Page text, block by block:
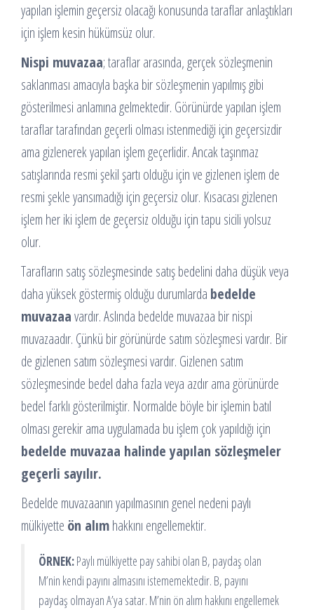
yapılan işlemin geçersiz olacağı konusunda taraflar anlaştıkları
için işlem kesin hükümsüz olur.
Nispi muvazaa; taraflar arasında, gerçek sözleşmenin
saklanması amacıyla başka bir sözleşmenin yapılmış gibi
gösterilmesi anlamına gelmektedir. Görünürde yapılan işlem
taraflar tarafından geçerli olması istenmediği için geçersizdir
ama gizlenerek yapılan işlem geçerlidir. Ancak taşınmaz
satışlarında resmi şekil şartı olduğu için ve gizlenen işlem de
resmi şekle yansımadığı için geçersiz olur. Kısacası gizlenen
işlem her iki işlem de geçersiz olduğu için tapu sicili yolsuz
olur.
Tarafların satış sözleşmesinde satış bedelini daha düşük veya
daha yüksek göstermiş olduğu durumlarda bedelde
muvazaavardır. Aslında bedelde muvazaa bir nispi
muvazaadır. Çünkü bir görünürde satım sözleşmesi vardır. Bir
de gizlenen satım sözleşmesi vardır. Gizlenen satım
sözleşmesinde bedel daha fazla veya azdır ama görünürde
bedel farklı gösterilmiştir. Normalde böyle bir işlemin batıl
olması gerekir ama uygulamada bu işlem çok yapıldığı için
bedelde muvazaa halinde yapılan sözleşmeler
geçerli sayılır.
Bedelde muvazaanın yapılmasının genel nedeni paylı
mülkiyette ön alımhakkını engellemektir.
ÖRNEK:Paylı mülkiyette pay sahibi olan B, paydaş olan
M’nin kendi payını almasını istememektedir. B, payını
paydaş olmayan A’ya satar. M’nin ön alım hakkını engellemek